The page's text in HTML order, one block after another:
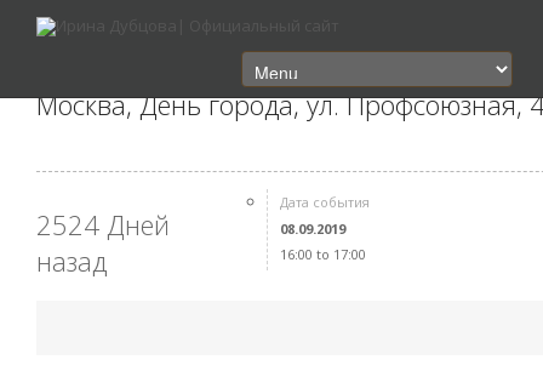
Москва, День города, ул. Профсоюзная,
2524 Дней
назад
Дата события
08.09.2019
16:00 to 17:00